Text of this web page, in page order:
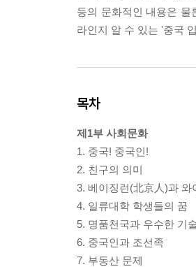
등의 문화적인 내용은
라인지 알 수 있는 '중국
목차
제1부 사회문화
1. 중국! 중국인!
2. 친구의 의미
3. 베이징런(北京人)과 와
4. 일류대학 학생들의 꿈
5. 명품천국과 우수한 기
6. 중국인과 조선족
7. 부동산 문제